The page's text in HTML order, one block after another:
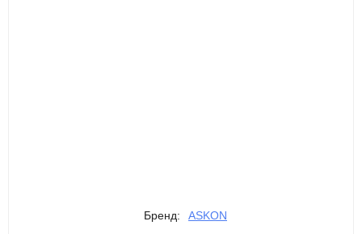
Бренд: ASKON